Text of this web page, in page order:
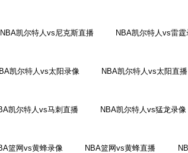
NBA凯尔特人vs尼克斯直播 NBA凯尔特人vs雷霆
凯尔特人vs太阳录像 NBA凯尔特人vs太阳直播
凯尔特人vs马刺直播 NBA凯尔特人vs猛龙录像
篮网vs黄蜂录像 NBA篮网vs黄蜂直播